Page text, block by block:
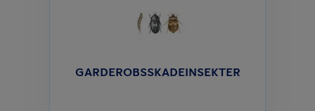
GARDEROBS­SKADEINSEKTER